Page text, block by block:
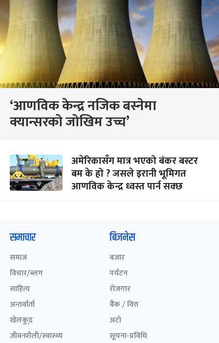
‘आणविक केन्द्र नजिक बस्नेमा
क्यान्सरको जोखिम उच्च’
अमेरिकासँग मात्र भएको बंकर बस्टर
बम के हो ? जसले इरानी भूमिगत
आणविक केन्द्र ध्वस्त पार्न सक्छ
समाचार
समाज
विचार/ब्लग
साहित्य
अन्तर्वार्ता
खेलकुद़़
जीवनशैली/स्वास्थ्य
बिजनेस
बजार
पर्यटन
रोजगार
बैंक / वित्त
अटो
सूचना-प्रविधि